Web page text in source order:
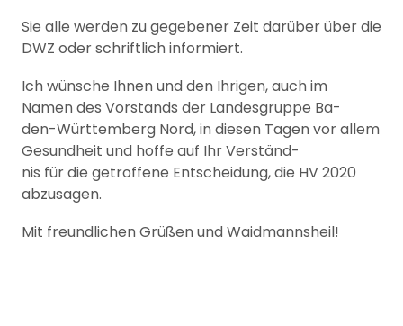
Sie alle werden zu gegebener Zeit darüber über die
DWZ oder schriftlich informiert.
Ich wünsche Ihnen und den Ihrigen, auch im
Namen des Vorstands der Landesgruppe Ba-
den-Württemberg Nord, in diesen Tagen vor allem
Gesundheit und hoffe auf Ihr Verständ-
nis für die getroffene Entscheidung, die HV 2020
abzusagen.
Mit freundlichen Grüßen und Waidmannsheil!